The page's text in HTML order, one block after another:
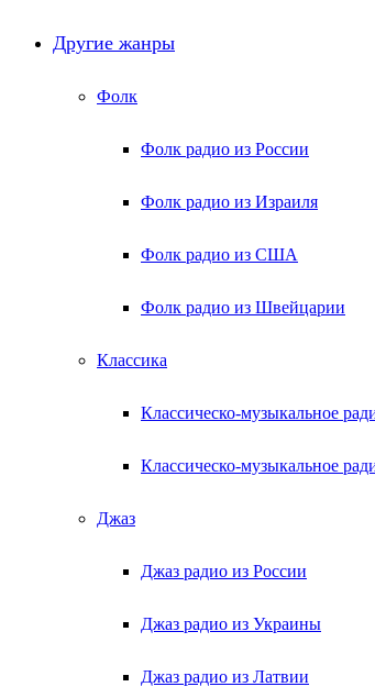
Другие жанры
Фолк
Фолк радио из России
Фолк радио из Израиля
Фолк радио из США
Фолк радио из Швейцарии
Классика
Классическо-музыкальное
Классическо-музыкальное
Джаз
Джаз радио из России
Джаз радио из Украины
Джаз радио из Латвии